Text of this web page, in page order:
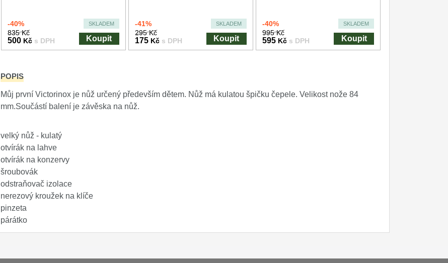
-40% SKLADEM
835 Kč
500 Kč s DPH Koupit
-41% SKLADEM
295 Kč
175 Kč s DPH Koupit
-40% SKLADEM
995 Kč
595 Kč s DPH Koupit
POPIS
Můj první Victorinox je nůž určený především dětem. Nůž má kulatou špičku čepele. Velikost nože 84
mm.Součástí balení je závěska na nůž.
velký nůž - kulatý
otvírák na lahve
otvírák na konzervy
šroubovák
odstraňovač izolace
nerezový kroužek na klíče
pinzeta
párátko